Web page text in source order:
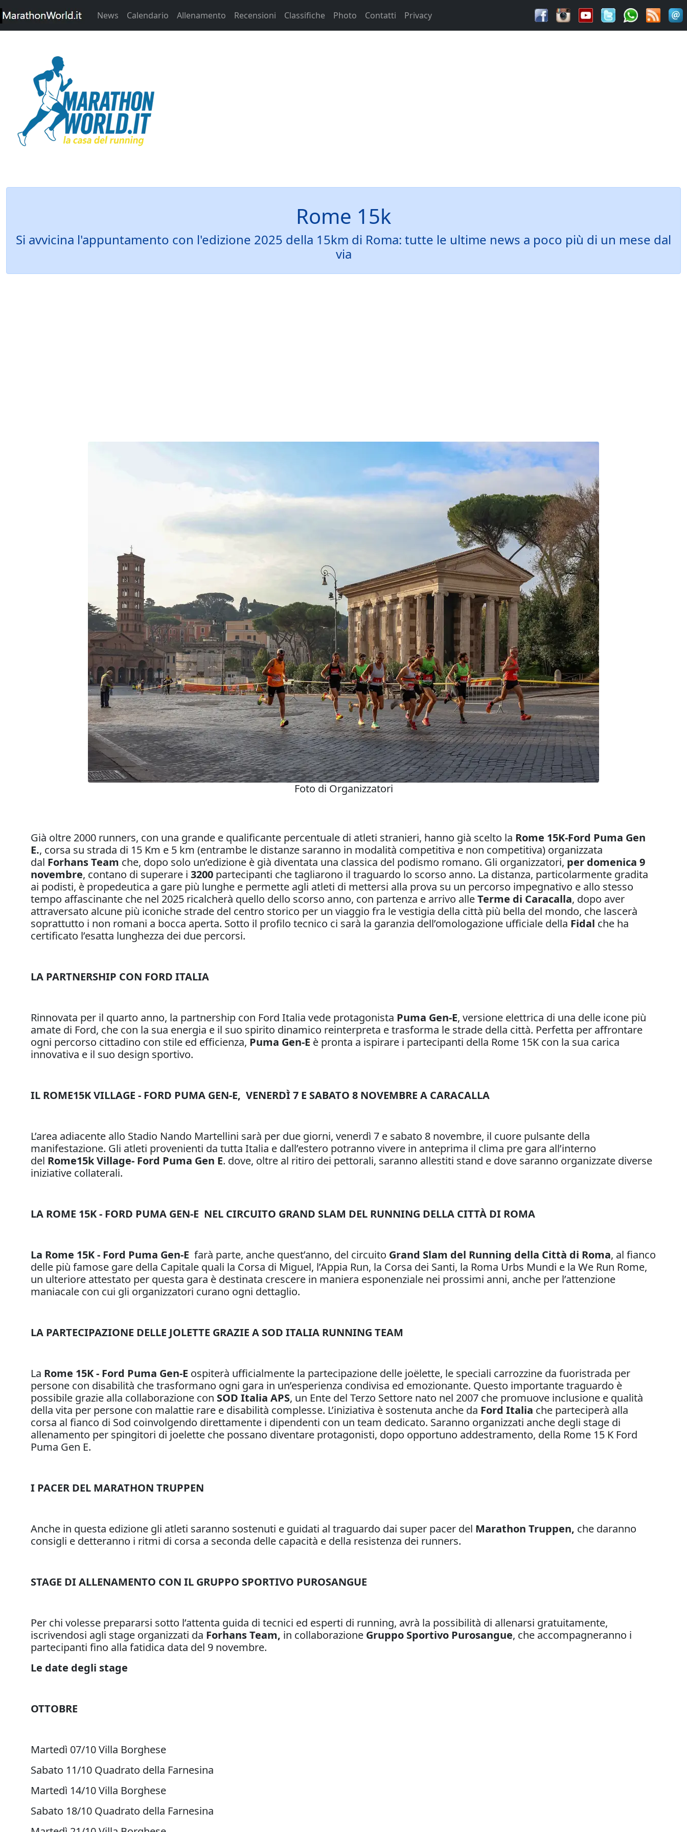
News Calendario Allenamento Recensioni Classifiche Photo Contatti Privacy
Rome 15k
Si avvicina l'appuntamento con l'edizione 2025 della 15km di Roma: tutte le ultime news a poco più di un mese dal
via
Foto di Organizzatori
Già oltre 2000 runners, con una grande e qualificante percentuale di atleti stranieri, hanno già scelto la Rome 15K-Ford Puma Gen
E., corsa su strada di 15 Km e 5 km (entrambe le distanze saranno in modalità competitiva e non competitiva) organizzata
dal Forhans Team che, dopo solo un’edizione è già diventata una classica del podismo romano. Gli organizzatori, per domenica 9
novembre, contano di superare i 3200 partecipanti che tagliarono il traguardo lo scorso anno. La distanza, particolarmente gradita
ai podisti, è propedeutica a gare più lunghe e permette agli atleti di mettersi alla prova su un percorso impegnativo e allo stesso
tempo affascinante che nel 2025 ricalcherà quello dello scorso anno, con partenza e arrivo alleTerme di Caracalla, dopo aver
attraversato alcune più iconiche strade del centro storico per un viaggio fra le vestigia della città più bella del mondo, che lascerà
soprattutto i non romani a bocca aperta. Sotto il profilo tecnico ci sarà la garanzia dell’omologazione ufficiale della Fidal che ha
certificato l’esatta lunghezza dei due percorsi.
LA PARTNERSHIP CON FORD ITALIA
Rinnovata per il quarto anno, la partnership con Ford Italia vede protagonista Puma Gen-E, versione elettrica di una delle icone più
amate di Ford, che con la sua energia e il suo spirito dinamico reinterpreta e trasforma le strade della città. Perfetta per affrontare
ogni percorso cittadino con stile ed efficienza, Puma Gen-E è pronta a ispirare i partecipanti della Rome 15K con la sua carica
innovativa e il suo design sportivo.
IL ROME15K VILLAGE - FORD PUMA GEN-E, VENERDÌ 7 E SABATO 8 NOVEMBRE A CARACALLA
L’area adiacente allo Stadio Nando Martellini sarà per due giorni, venerdì 7 e sabato 8 novembre, il cuore pulsante della
manifestazione. Gli atleti provenienti da tutta Italia e dall’estero potranno vivere in anteprima il clima pre gara all’interno
del Rome15k Village- Ford Puma Gen E. dove, oltre al ritiro dei pettorali, saranno allestiti stand e dove saranno organizzate diverse
iniziative collaterali.
LA ROME 15K - FORD PUMA GEN-E NEL CIRCUITO GRAND SLAM DEL RUNNING DELLA CITTÀ DI ROMA
La Rome 15K - Ford Puma Gen-E farà parte, anche quest’anno, del circuito Grand Slam del Running della Città di Roma, al fianco
delle più famose gare della Capitale quali la Corsa di Miguel, l’Appia Run, la Corsa dei Santi, la Roma Urbs Mundi e la We Run Rome,
un ulteriore attestato per questa gara è destinata crescere in maniera esponenziale nei prossimi anni, anche per l’attenzione
maniacale con cui gli organizzatori curano ogni dettaglio.
LA PARTECIPAZIONE DELLE JOLETTE GRAZIE A SOD ITALIA RUNNING TEAM
La Rome 15K - Ford Puma Gen-E ospiterà ufficialmente la partecipazione delle joëlette, le speciali carrozzine da fuoristrada per
persone con disabilità che trasformano ogni gara in un’esperienza condivisa ed emozionante. Questo importante traguardo è
possibile grazie alla collaborazione con SOD Italia APS, un Ente del Terzo Settore nato nel 2007 che promuove inclusione e qualità
della vita per persone con malattie rare e disabilità complesse. L’iniziativa è sostenuta anche da Ford Italia che parteciperà alla
corsa al fianco di Sod coinvolgendo direttamente i dipendenti con un team dedicato. Saranno organizzati anche degli stage di
allenamento per spingitori di joelette che possano diventare protagonisti, dopo opportuno addestramento, della Rome 15 K Ford
Puma Gen E.
I PACER DEL MARATHON TRUPPEN
Anche in questa edizione gli atleti saranno sostenuti e guidati al traguardo dai super pacer del Marathon Truppen, che daranno
consigli e detteranno i ritmi di corsa a seconda delle capacità e della resistenza dei runners.
STAGE DI ALLENAMENTO CON IL GRUPPO SPORTIVO PUROSANGUE
Per chi volesse prepararsi sotto l’attenta guida di tecnici ed esperti di running, avrà la possibilità di allenarsi gratuitamente,
iscrivendosi agli stage organizzati da Forhans Team, in collaborazione Gruppo Sportivo Purosangue, che accompagneranno i
partecipanti fino alla fatidica data del 9 novembre.
Le date degli stage
OTTOBRE
Martedì 07/10 Villa Borghese
Sabato 11/10 Quadrato della Farnesina
Martedì 14/10 Villa Borghese
Sabato 18/10 Quadrato della Farnesina